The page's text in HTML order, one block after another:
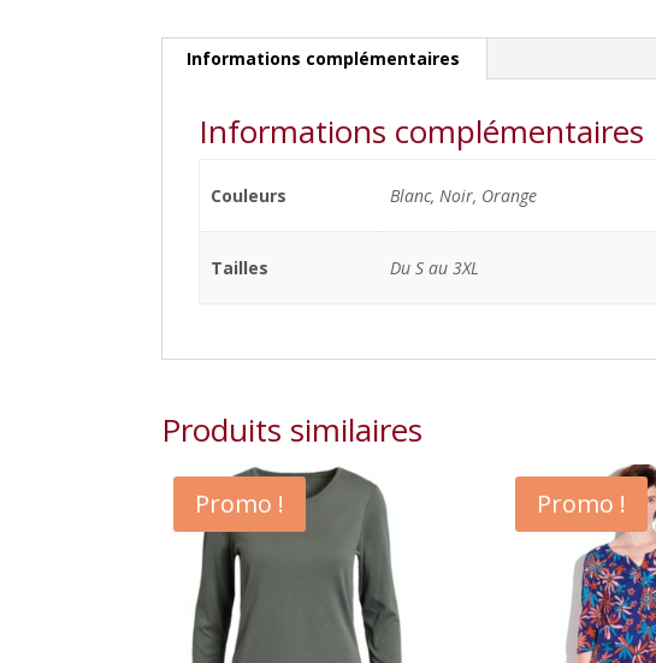
Informations complémentaires
Informations complémentaires
Couleurs Blanc, Noir, Orange
Tailles Du S au 3XL
Produits similaires
Promo ! Promo !